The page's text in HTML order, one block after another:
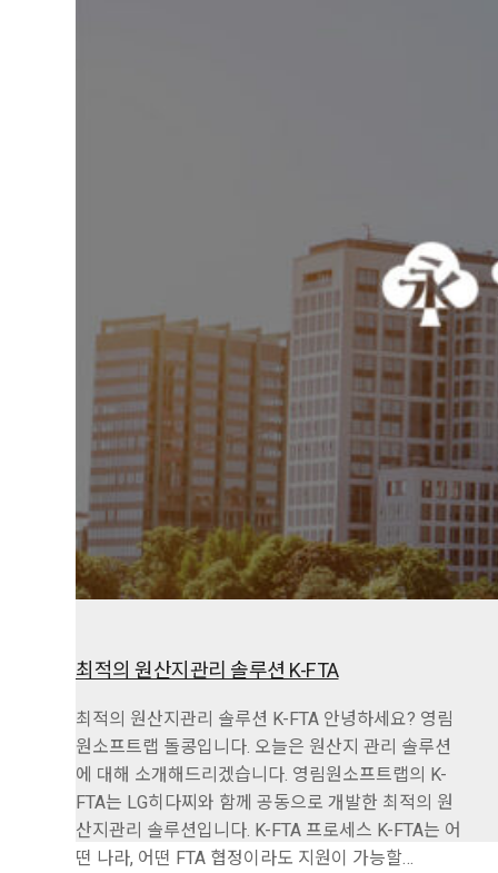
최적의 원산지관리 솔루션 K-FTA
최적의 원산지관리 솔루션 K-FTA 안녕하세요? 영림
원소프트랩 돌콩입니다. 오늘은 원산지 관리 솔루션
에 대해 소개해드리겠습니다. 영림원소프트랩의 K-
FTA는 LG히다찌와 함께 공동으로 개발한 최적의 원
산지관리 솔루션입니다. K-FTA 프로세스 K-FTA는 어
떤 나라, 어떤 FTA 협정이라도 지원이 가능할…